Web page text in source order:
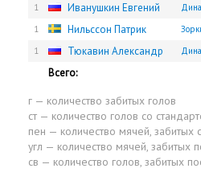
1
Иванушкин Евгений
1
Нильссон Патрик
1
Тюкавин Александр
Всего:
г — количество забитых голов
ст — количество голов со
пен — количество мячей,
угл — количество мячей, забитых
св — количество голов, забитых